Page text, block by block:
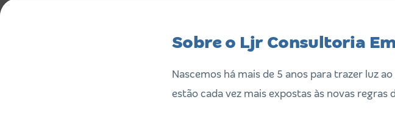
Sobre o Ljr Consultoria
Nascemos há mais de 5 anos para trazer luz
estão cada vez mais expostas às novas